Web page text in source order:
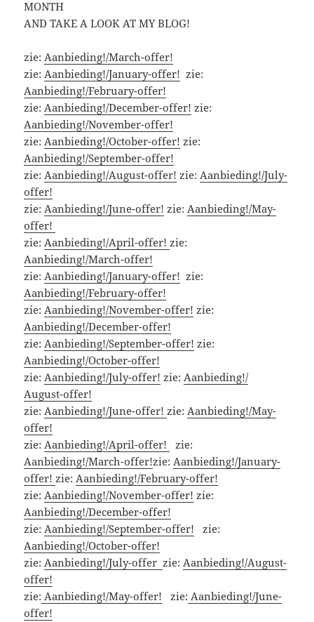
MONTH
AND TAKE A LOOK AT MY BLOG!
zie:Aanbieding!/March-offer!
zie:Aanbieding!/January-offer! zie:
Aanbieding!/February-offer!
zie:Aanbieding!/December-offer! zie:
Aanbieding!/November-offer!
zie:Aanbieding!/October-offer! zie:
Aanbieding!/September-offer!
zie:Aanbieding!/August-offer! zie:Aanbieding!/July-
offer!
zie:Aanbieding!/June-offer! zie:Aanbieding!/May-
offer!
zie:Aanbieding!/April-offer!zie:
Aanbieding!/March-offer!
zie:Aanbieding!/January-offer! zie:
Aanbieding!/February-offer!
zie:Aanbieding!/November-offer! zie:
Aanbieding!/December-offer!
zie:Aanbieding!/September-offer! zie:
Aanbieding!/October-offer!
zie:Aanbieding!/July-offer! zie:Aanbieding!/
August-offer!
zie:Aanbieding!/June-offer!zie:Aanbieding!/May-
offer!
zie:Aanbieding!/April-offer!
zie:
Aanbieding!/March-offer!zie:Aanbieding!/January-
offer!zie:Aanbieding!/February-offer!
zie:Aanbieding!/November-offer! zie:
Aanbieding!/December-offer!
zie:Aanbieding!/September-offer! zie:
Aanbieding!/October-offer!
zie:Aanbieding!/July-offerzie:Aanbieding!/August-
offer!
zie: Aanbieding!/May-offer! zie: Aanbieding!/June-
offer!